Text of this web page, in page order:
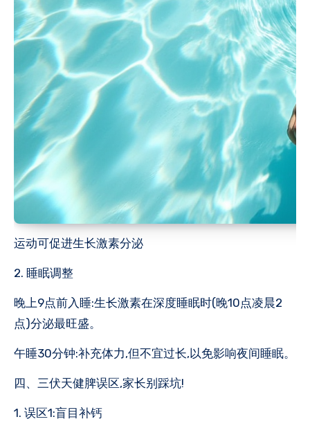
运动可促进生长激素分泌
2. 睡眠调整
晚上9点前入睡:生长激素在深度睡眠时(晚10点凌晨2
点)分泌最旺盛。
午睡30分钟:补充体力,但不宜过长,以免影响夜间睡眠。
四、三伏天健脾误区,家长别踩坑!
1. 误区1:盲目补钙